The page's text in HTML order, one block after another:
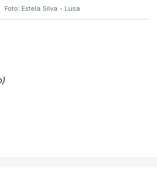
Foto: Estela Silva - Lusa